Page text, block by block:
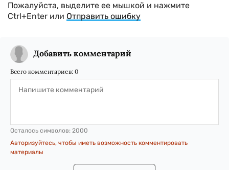
Пожалуйста, выделите ее мышкой и нажмите
Ctrl+Enter или Отправить ошибку
Добавить комментарий
Всего комментариев: 0
Осталось символов: 2000
Авторизуйтесь, чтобы иметь возможность комментировать
материалы